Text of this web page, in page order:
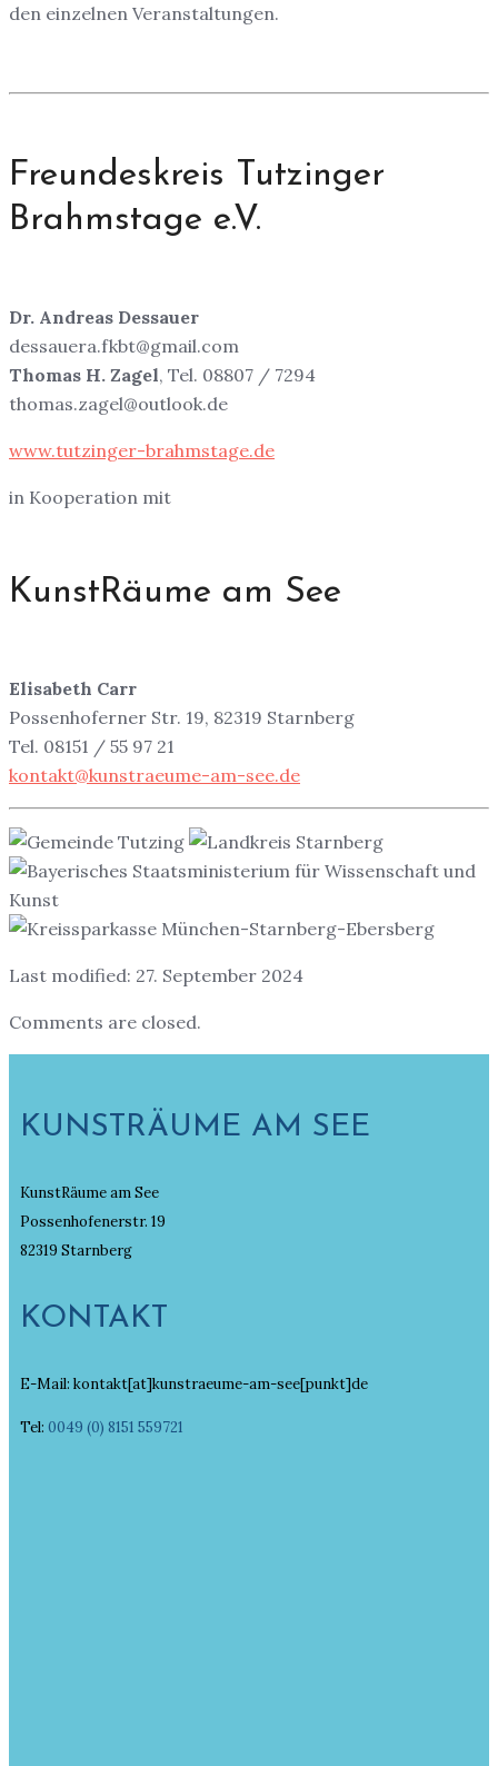
den einzelnen Veranstaltungen.
Freundeskreis Tutzinger
Brahmstage e.V.
Dr. Andreas Dessauer
dessauera.fkbt@gmail.com
Thomas H. Zagel, Tel. 08807 / 7294
thomas.zagel@outlook.de
www.tutzinger-brahmstage.de
in Kooperation mit
KunstRäume am See
Elisabeth Carr
Possenhoferner Str. 19, 82319 Starnberg
Tel. 08151 / 55 97 21
kontakt@kunstraeume-am-see.de
Last modified: 27. September 2024
Comments are closed.
KUNSTRÄUME AM SEE
KunstRäume am See
Possenhofenerstr. 19
82319 Starnberg
KONTAKT
E-Mail: kontakt[at]kunstraeume-am-see[punkt]de
Tel: 0049 (0) 8151 559721